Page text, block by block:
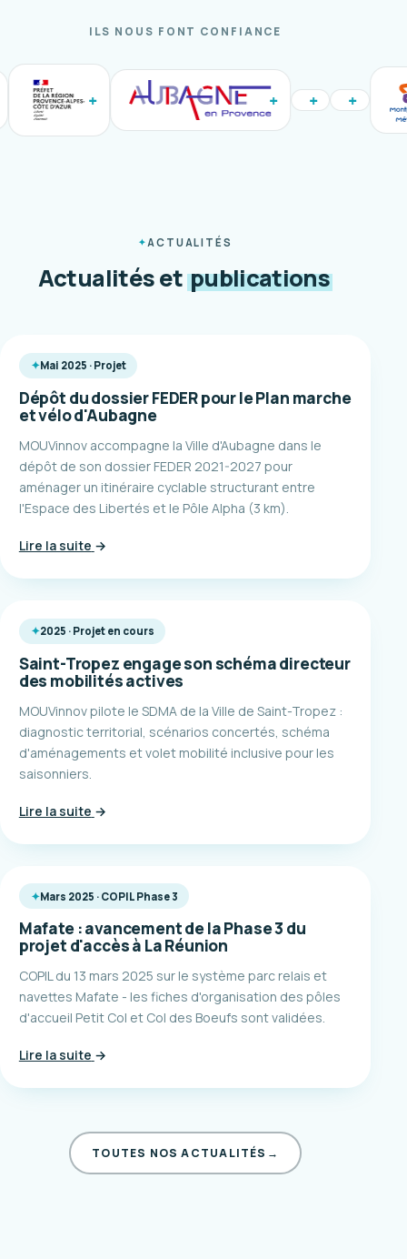
ILS NOUS FONT CONFIANCE
ACTUALITÉS
Actualités et publications
Mai 2025 · Projet
Dépôt du dossier FEDER pour le Plan marche
et vélo d'Aubagne
MOUVinnov accompagne la Ville d'Aubagne dans le
dépôt de son dossier FEDER 2021-2027 pour
aménager un itinéraire cyclable structurant entre
l'Espace des Libertés et le Pôle Alpha (3 km).
Lire la suite →
2025 · Projet en cours
Saint-Tropez engage son schéma directeur
des mobilités actives
MOUVinnov pilote le SDMA de la Ville de Saint-Tropez :
diagnostic territorial, scénarios concertés, schéma
d'aménagements et volet mobilité inclusive pour les
saisonniers.
Lire la suite →
Mars 2025 · COPIL Phase 3
Mafate : avancement de la Phase 3 du
projet d'accès à La Réunion
COPIL du 13 mars 2025 sur le système parc relais et
navettes Mafate - les fiches d'organisation des pôles
d'accueil Petit Col et Col des Boeufs sont validées.
Lire la suite →
TOUTES NOS ACTUALITÉS →